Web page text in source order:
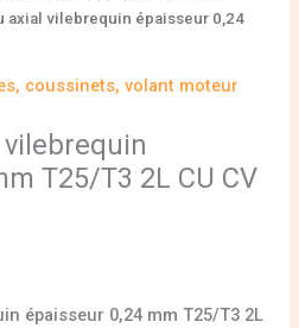
axial vilebrequin épaisseur 0,24
coussinets, volant moteur
T25/T3 2L CU CV
épaisseur 0,24 mm T25/T3 2L